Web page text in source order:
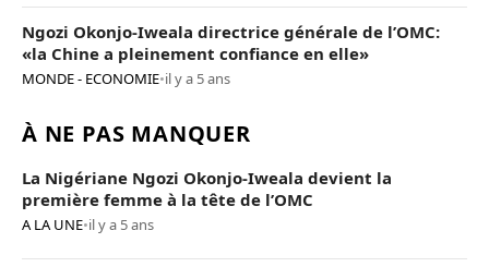
Ngozi Okonjo-Iweala directrice générale de l’OMC:
«la Chine a pleinement confiance en elle»
MONDE - ECONOMIE•il y a 5 ans
À NE PAS MANQUER
La Nigériane Ngozi Okonjo-Iweala devient la
première femme à la tête de l’OMC
A LA UNE•il y a 5 ans